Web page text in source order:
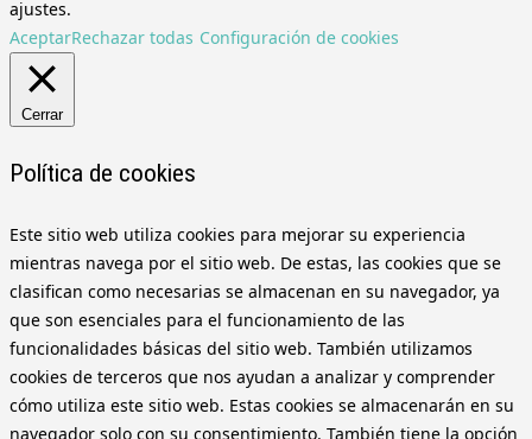
ajustes.
AceptarRechazar todas Configuración de cookies
Cerrar
Política de cookies
Este sitio web utiliza cookies para mejorar su experiencia
mientras navega por el sitio web. De estas, las cookies que se
clasifican como necesarias se almacenan en su navegador, ya
que son esenciales para el funcionamiento de las
funcionalidades básicas del sitio web. También utilizamos
cookies de terceros que nos ayudan a analizar y comprender
cómo utiliza este sitio web. Estas cookies se almacenarán en su
navegador solo con su consentimiento. También tiene la opción